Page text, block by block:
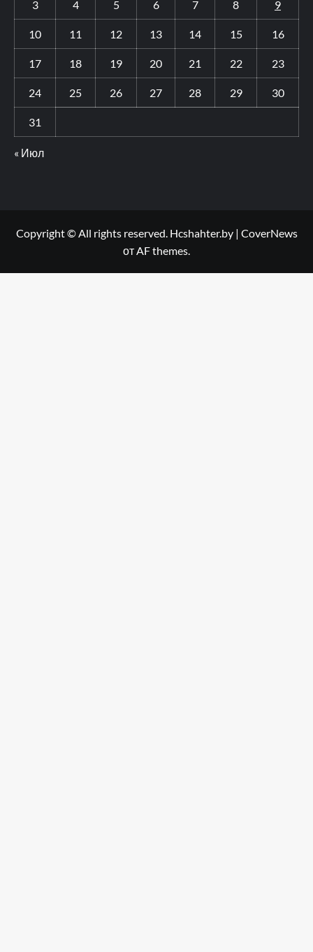
3 4 5 6 7 8 9
10 11 12 13 14 15 16
17 18 19 20 21 22 23
24 25 26 27 28 29 30
31
« Июл
Copyright © All rights reserved. Hcshahter.by | CoverNews
от AF themes.